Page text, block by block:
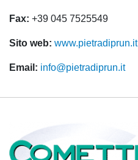
Fax: +39 045 7525549
Sito web: www.pietradiprun.it
Email: info@pietradiprun.it